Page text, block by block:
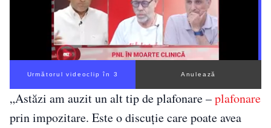
Următorul videoclip în 2 Anulează
„Astăzi am auzit un alt tip de plafonare –plafonare
prin impozitare. Este o discuţie care poate avea